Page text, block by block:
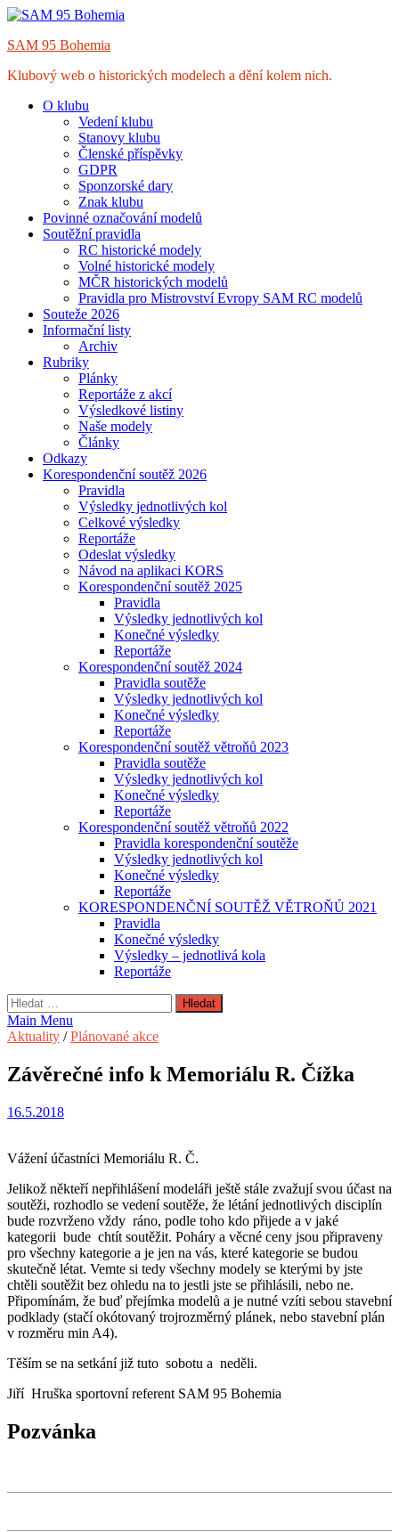
Skip
content
SAM 95 Bohemia
Klubový web o historických modelech a dění kolem nich.
O klubu
Vedení klubu
Stanovy klubu
Členské příspěvky
GDPR
Sponzorské dary
Znak klubu
Povinné označování modelů
Soutěžní pravidla
RC historické modely
Volné historické modely
MČR historických modelů
Pravidla pro Mistrovství Evropy SAM RC modelů
Souteže 2026
Informační listy
Archiv
Rubriky
Plánky
Reportáže z akcí
Výsledkové listiny
Naše modely
Články
Odkazy
Korespondenční soutěž 2026
Pravidla
Výsledky jednotlivých kol
Celkové výsledky
Reportáže
Odeslat výsledky
Návod na aplikaci KORS
Korespondenční soutěž 2025
Pravidla
Výsledky jednotlivých kol
Konečné výsledky
Reportáže
Korespondenční soutěž 2024
Pravidla soutěže
Výsledky jednotlivých kol
Konečné výsledky
Reportáže
Korespondenční soutěž větroňů 2023
Pravidla soutěže
Výsledky jednotlivých kol
Konečné výsledky
Reportáže
Korespondenční soutěž větroňů 2022
Pravidla korespondenční soutěže
Výsledky jednotlivých kol
Konečné výsledky
Reportáže
KORESPONDENČNÍ SOUTĚŽ VĚTROŇŮ 2021
Pravidla
Konečné výsledky
Výsledky – jednotlivá kola
Reportáže
Vyhledávání
Main Menu
Aktuality /Plánované akce
Závěrečné info k Memoriálu R. Čížka
16.5.2018
Vážení účastníci Memoriálu R. Č.
Jelikož někteří nepřihlášení modeláři ještě stále zvažují svou účast na
soutěži, rozhodlo se vedení soutěže, že létání jednotlivých disciplín
bude rozvrženo vždy ráno, podle toho kdo přijede a v jaké
kategorii bude chtít soutěžit. Poháry a věcné ceny jsou připraveny
pro všechny kategorie a je jen na vás, které kategorie se budou
skutečně létat. Vemte si tedy všechny modely se kterými by jste
chtěli soutěžit bez ohledu na to jestli jste se přihlásili, nebo ne.
Připomínám, že buď přejímka modelů a je nutné vzíti sebou stavební
podklady (stačí okótovaný trojrozměrný plánek, nebo stavební plán
v rozměru min A4).
Těším se na setkání již tuto sobotu a neděli.
Jiří Hruška sportovní referent SAM 95 Bohemia
Pozvánka